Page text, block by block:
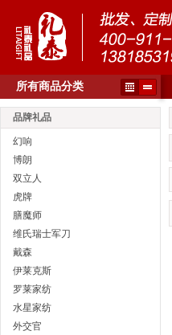
所有商品分类
品牌礼品
幻响
博朗
双立人
虎牌
膳魔师
维氏瑞士军刀
戴森
伊莱克斯
罗莱家纺
水星家纺
外交官